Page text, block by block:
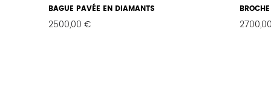
BAGUE PAVÉE EN DIAMANTS
2500,00 €